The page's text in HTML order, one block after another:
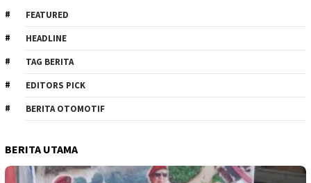
FEATURED
HEADLINE
TAG BERITA
EDITORS PICK
BERITA OTOMOTIF
BERITA UTAMA